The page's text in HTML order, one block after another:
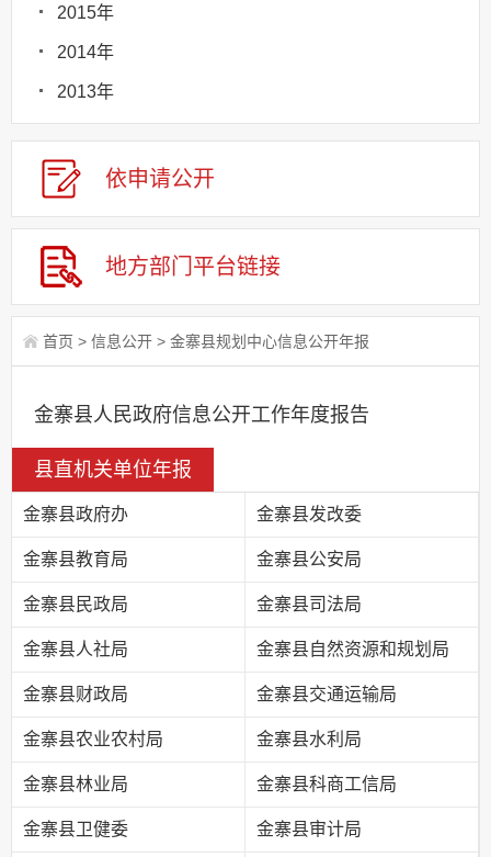
2015年
2014年
2013年
依申请公开
地方部门 平台链接
首页 > 信息公开 > 金寨县规划中心信息公开年报
金寨县人民政府信息公开工作年度报告
县直机关单位年报
金寨县政府办 金寨县发改委
金寨县教育局 金寨县公安局
金寨县民政局 金寨县司法局
金寨县人社局 金寨县自然资源和规划局
金寨县财政局 金寨县交通运输局
金寨县农业农村局 金寨县水利局
金寨县林业局 金寨县科商工信局
金寨县卫健委 金寨县审计局